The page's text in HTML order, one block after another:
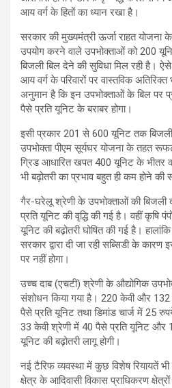
आय वर्ग के हितों का ध्यान रखा है।
सरकार की मुख्यमंत्री ऊर्जा राहत
उपयोग करने वाले उपभोक्ताओं को 200
बिजली बिल देने की सुविधा मिल रही है।
आय वर्ग के परिवारों पर वास्तविक
अनुमान है कि इन उपभोक्ताओं के बिल
पैसे प्रति यूनिट के बराबर होगा।
इसी प्रकार 201 से 600 यूनिट तक
उपभोक्ता पीएम सूर्यघर योजना के तहत
ग्रिड आधारित खपत 400 यूनिट के भीतर
भी बढ़ोतरी का प्रभाव बहुत ही कम होने की
गैर-घरेलू श्रेणी के उपभोक्ताओं की
प्रति यूनिट की वृद्धि की गई है। वहीं कृषि
यूनिट की बढ़ोतरी घोषित की गई है।
सरकार द्वारा दी जा रही सब्सिडी के कारण
पर नहीं होगा।
उच्च दाब (एचटी) श्रेणी के औद्योगिक
संशोधन किया गया है। 220 केवी और 132
पैसे प्रति यूनिट तथा डिमांड चार्ज में 25
33 केवी श्रेणी में 40 पैसे प्रति यूनिट और
यूनिट की बढ़ोतरी लागू होगी।
नई टैरिफ व्यवस्था में कुछ विशेष रियायतें
क्षेत्र के आदिवासी विकास प्राधिकरण